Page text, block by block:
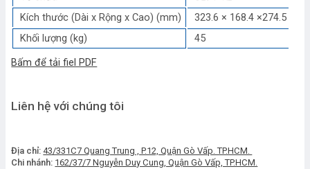
Kích thước (Dài x Rộng x Cao) (mm)
323.6 × 168.4 ×274.5
Khối lượng (kg)
45
Bấm để tải fiel PDF
Liên hệ với chúng tôi
Địa chỉ: 43/331C7 Quang Trung , P.12, Quận Gò Vấp. TP.HCM.
Chi nhánh: 162/37/7 Nguyễn Duy Cung, Quận Gò Vấp, TP.HCM.